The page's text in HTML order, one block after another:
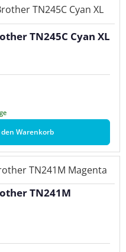
TN245C Cyan XL
Warenkorb
TN241M